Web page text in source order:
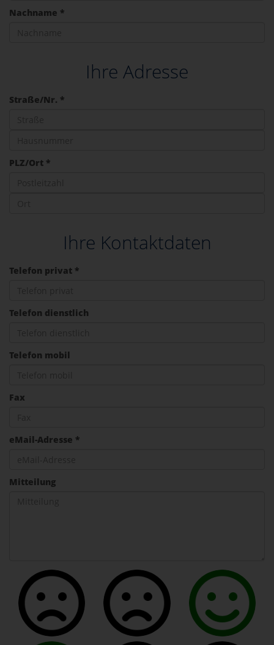
Nachname *
Ihre Adresse
Straße/Nr. *
PLZ/Ort *
Ihre Kontaktdaten
Telefon privat *
Telefon dienstlich
Telefon mobil
Fax
eMail-Adresse *
Mitteilung